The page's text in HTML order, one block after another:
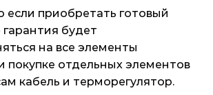
приобретать готовый
гарантия будет
на все элементы
покупке отдельных элементов
кабель и терморегулятор.